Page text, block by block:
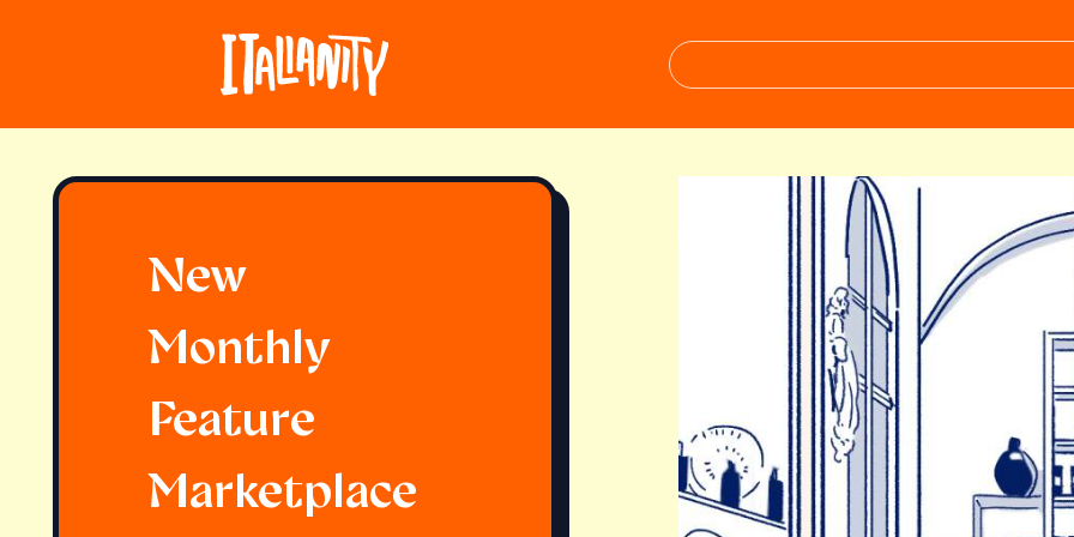
New
Monthly
Feature
Marketplace